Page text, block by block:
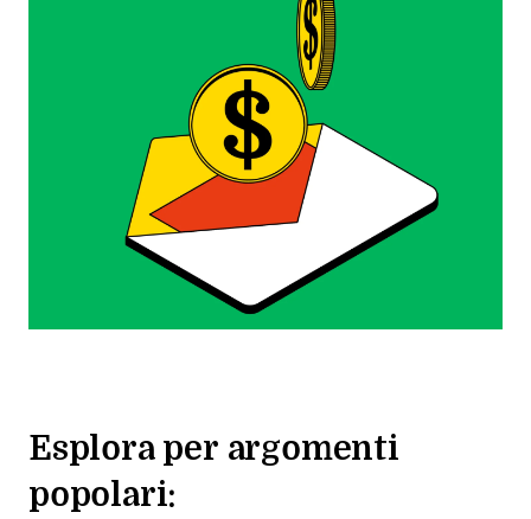
Esplora per argomenti
popolari: